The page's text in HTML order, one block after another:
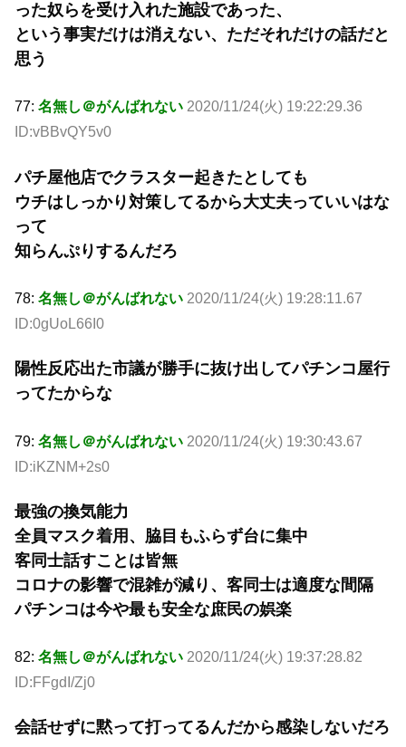
った奴らを受け入れた施設であった、
という事実だけは消えない、ただそれだけの話だと
思う
77: 名無し＠がんばれない 2020/11/24(火) 19:22:29.36
ID:vBBvQY5v0
パチ屋他店でクラスター起きたとしても
ウチはしっかり対策してるから大丈夫っていいはな
って
知らんぷりするんだろ
78: 名無し＠がんばれない 2020/11/24(火) 19:28:11.67
ID:0gUoL66I0
陽性反応出た市議が勝手に抜け出してパチンコ屋行
ってたからな
79: 名無し＠がんばれない 2020/11/24(火) 19:30:43.67
ID:iKZNM+2s0
最強の換気能力
全員マスク着用、脇目もふらず台に集中
客同士話すことは皆無
コロナの影響で混雑が減り、客同士は適度な間隔
パチンコは今や最も安全な庶民の娯楽
82: 名無し＠がんばれない 2020/11/24(火) 19:37:28.82
ID:FFgdI/Zj0
会話せずに黙って打ってるんだから感染しないだろ